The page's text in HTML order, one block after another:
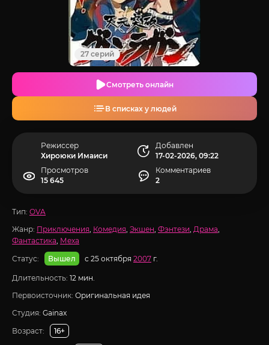
27 серий
Смотреть онлайн
В списках у людей
Режиссер
Хироюки Имаиси
Добавлен
17-02-2026, 09:22
Просмотров
15 645
Комментариев
2
Тип: OVA
Жанр: Приключения, Комедия, Экшен, Фэнтези, Драма,
Фантастика, Меха
Статус:
Вышел с 25 октября 2007 г.
Длительность: 12 мин.
Первоисточник: Оригинальная идея
Студия: Gainax
Возраст:
16+